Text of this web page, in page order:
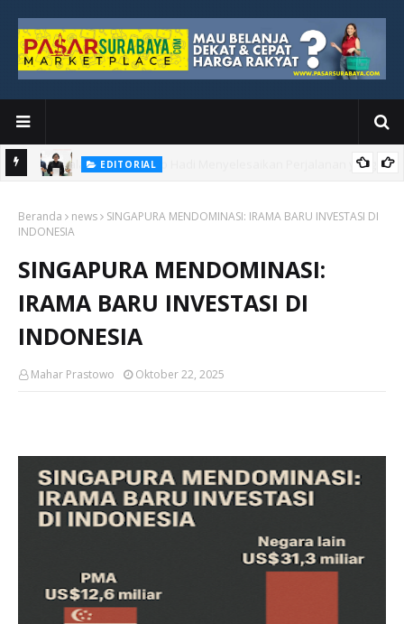
EDITORIAL
Beranda news
SINGAPURA MENDOMINASI: IRAMA BARU INVESTASI DI
INDONESIA
SINGAPURA MENDOMINASI:
IRAMA BARU INVESTASI DI
INDONESIA
Mahar Prastowo Oktober 22, 2025